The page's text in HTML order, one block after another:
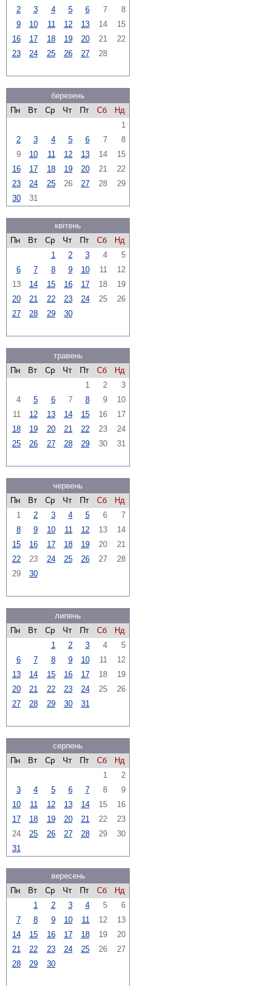
2
3 4 5 6 7
8
9
10 11 12 13 14
15
16
17 18 19 20 21
22
23
24 25 26 27 28
березень
Пн
Вт Ср Чт Пт Сб
Нд
1
2
3 4 5 6 7
8
9
10 11 12 13 14
15
16
17 18 19 20 21
22
23
24 25 26 27 28
29
30
31
квітень
Пн
Вт Ср Чт Пт Сб
Нд
1
2 3 4
5
6
7 8 9 10 11
12
13
14 15 16 17 18
19
20
21 22 23 24 25
26
27
28 29 30
травень
Пн
Вт Ср Чт Пт Сб
Нд
1
2
3
4
5 6 7 8 9
10
11
12 13 14 15 16
17
18
19 20 21 22 23
24
25
26 27 28 29 30 31
червень
Пн
Вт Ср Чт Пт Сб
Нд
1
2 3 4 5 6
7
8
9 10 11 12 13
14
15
16 17 18 19 20
21
22
23 24 25 26 27
28
29
30
липень
Пн
Вт Ср Чт Пт Сб
Нд
1
2 3 4
5
6
7 8 9 10 11
12
13
14 15 16 17 18
19
20
21 22 23 24 25
26
27
28 29 30 31
серпень
Пн
Вт Ср Чт Пт Сб
Нд
1
2
3
4 5 6 7 8
9
10
11 12 13 14 15
16
17
18 19 20 21 22
23
24
25 26 27 28 29
30
31
вересень
Пн
Вт Ср Чт Пт Сб
Нд
1
2 3 4 5
6
7
8 9 10 11 12
13
14
15 16 17 18 19
20
21
22 23 24 25 26
27
28
29 30